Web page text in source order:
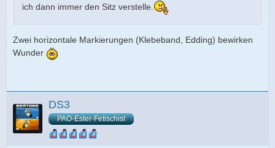
ich dann immer den Sitz verstelle.
Zwei horizontale Markierungen (Klebeband, Edding) bewirken
Wunder
DS3
PAO-Ester-Fetischist